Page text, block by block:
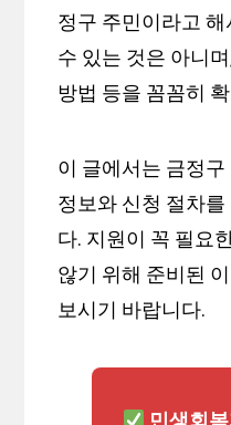
정구 주민이라고
수 있는 것은 아니
방법 등을 꼼꼼히
이 글에서는 금정
정보와 신청 절차
다. 지원이 꼭 필요
않기 위해 준비된
보시기 바랍니다.